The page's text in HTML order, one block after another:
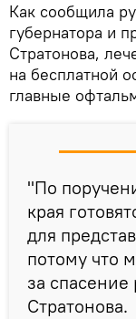
Как сообщила
губернатора и
Стратонова,
на бесплатной
главные
"По
края
для
потому что
за
Стратонова.